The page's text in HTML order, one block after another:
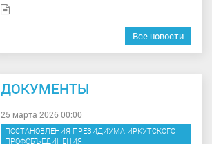
Все новости
ДОКУМЕНТЫ
25 марта 2026 00:00
ПОСТАНОВЛЕНИЯ ПРЕЗИДИУМА ИРКУТСКОГО
ПРОФОБЪЕДИНЕНИЯ